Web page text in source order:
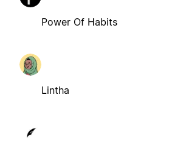
Power Of Habits
Lintha